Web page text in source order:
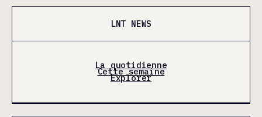
LNT NEWS
La quotidienne
Cette semaine
Explorer